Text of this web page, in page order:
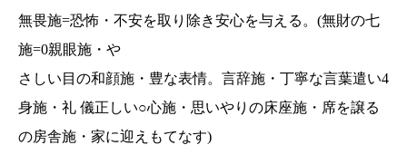
無畏施=恐怖・不安を取り除き安心を与える。(無財の七
施=0親眼施・や
さしい目の和顔施・豊な表情。言辞施・丁寧な言葉遣い4
身施・礼 儀正しい○心施・思いやりの床座施・席を譲る
の房舎施・家に迎えもてなす)